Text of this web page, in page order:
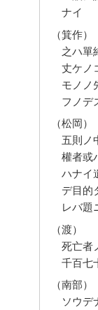
ナイ
（箕作）
之ハ單
丈ケノ
モノノ
フノデ
（松岡）
五則ノ
權者或
ハナイ
デ目的
レバ題
（渡）
死亡者
千百七
（南部）
ソウデ